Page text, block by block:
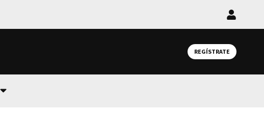
Iniciar
REGÍSTRATE